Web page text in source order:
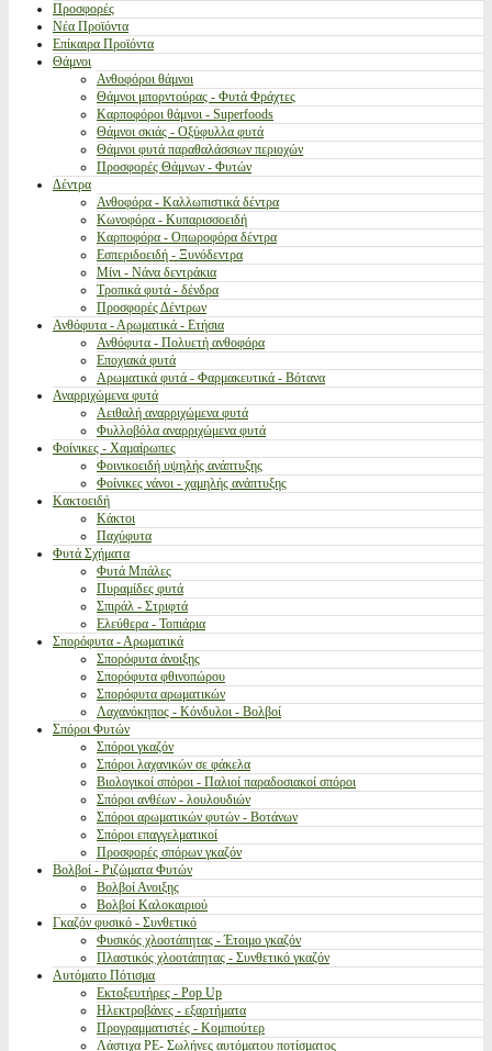
Προσφορές
Νέα Προϊόντα
Επίκαιρα Προϊόντα
Θάμνοι
Ανθοφόροι θάμνοι
Θάμνοι μπορντούρας - Φυτά Φράχτες
Καρποφόροι θάμνοι - Superfoods
Θάμνοι σκιάς - Οξύφυλλα φυτά
Θάμνοι φυτά παραθαλάσσιων περιοχών
Προσφορές Θάμνων - Φυτών
Δέντρα
Ανθοφόρα - Καλλωπιστικά δέντρα
Κωνοφόρα - Κυπαρισσοειδή
Καρποφόρα - Οπωροφόρα δέντρα
Εσπεριδοειδή - Ξυνόδεντρα
Μίνι - Νάνα δεντράκια
Τροπικά φυτά - δένδρα
Προσφορές Δέντρων
Ανθόφυτα - Αρωματικά - Ετήσια
Ανθόφυτα - Πολυετή ανθοφόρα
Εποχιακά φυτά
Αρωματικά φυτά - Φαρμακευτικά - Βότανα
Αναρριχώμενα φυτά
Αειθαλή αναρριχώμενα φυτά
Φυλλοβόλα αναρριχώμενα φυτά
Φοίνικες - Χαμαίρωπες
Φοινικοειδή υψηλής ανάπτυξης
Φοίνικες νάνοι - χαμηλής ανάπτυξης
Κακτοειδή
Κάκτοι
Παχύφυτα
Φυτά Σχήματα
Φυτά Μπάλες
Πυραμίδες φυτά
Σπιράλ - Στριφτά
Ελεύθερα - Τοπιάρια
Σπορόφυτα - Αρωματικά
Σπορόφυτα άνοιξης
Σπορόφυτα φθινοπώρου
Σπορόφυτα αρωματικών
Λαχανόκηπος - Κόνδυλοι - Βολβοί
Σπόροι Φυτών
Σπόροι γκαζόν
Σπόροι λαχανικών σε φάκελα
Βιολογικοί σπόροι - Παλιοί παραδοσιακοί σπόροι
Σπόροι ανθέων - λουλουδιών
Σπόροι αρωματικών φυτών - Βοτάνων
Σπόροι επαγγελματικοί
Προσφορές σπόρων γκαζόν
Βολβοί - Ριζώματα Φυτών
Βολβοί Ανοιξης
Βολβοί Καλοκαιριού
Γκαζόν φυσικό - Συνθετικό
Φυσικός χλοοτάπητας - Έτοιμο γκαζόν
Πλαστικός χλοοτάπητας - Συνθετικό γκαζόν
Αυτόματο Πότισμα
Εκτοξευτήρες - Pop Up
Ηλεκτροβάνες - εξαρτήματα
Προγραμματιστές - Κομπιούτερ
Λάστιχα PE- Σωλήνες αυτόματου ποτίσματος